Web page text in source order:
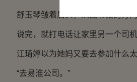
舒玉琴皱着眉头，从图书馆的方
说完，就打电话让家里另一个司机
江琦婷以为她妈又要去参加什么
“去易淮公司。”